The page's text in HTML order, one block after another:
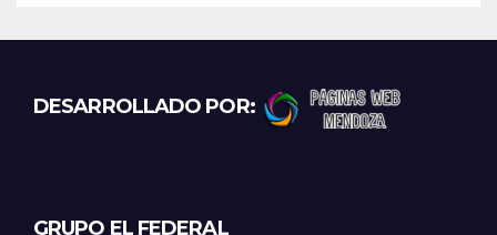
DESARROLLADO POR:
GRUPO EL FEDERAL